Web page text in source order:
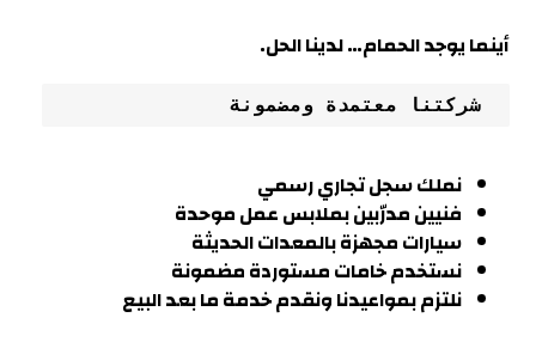
أينما يوجد الحمام… لدينا الحل.
شركتنا معتمدة ومضمونة
نملك سجل تجاري رسمي
فنيين مدرّبين بملابس عمل موحدة
سيارات مجهزة بالمعدات الحديثة
نستخدم خامات مستوردة مضمونة
نلتزم بمواعيدنا ونقدم خدمة ما بعد البيع